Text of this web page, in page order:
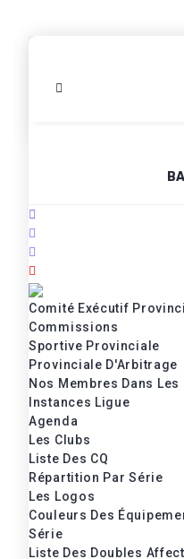
Comité Exécutif
Commissions
Sportive Provinciale
Provinciale D'Arbitrage
Nos Membres Dans Les
Instances Ligue
Agenda
Les Clubs
Liste Des CQ
Répartition Par Série
Les Logos
Couleurs Des
Série
Liste Des Doubles